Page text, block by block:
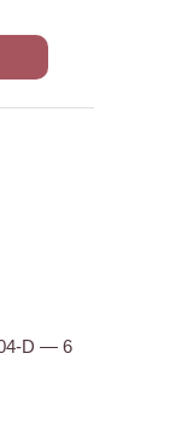
D — 6